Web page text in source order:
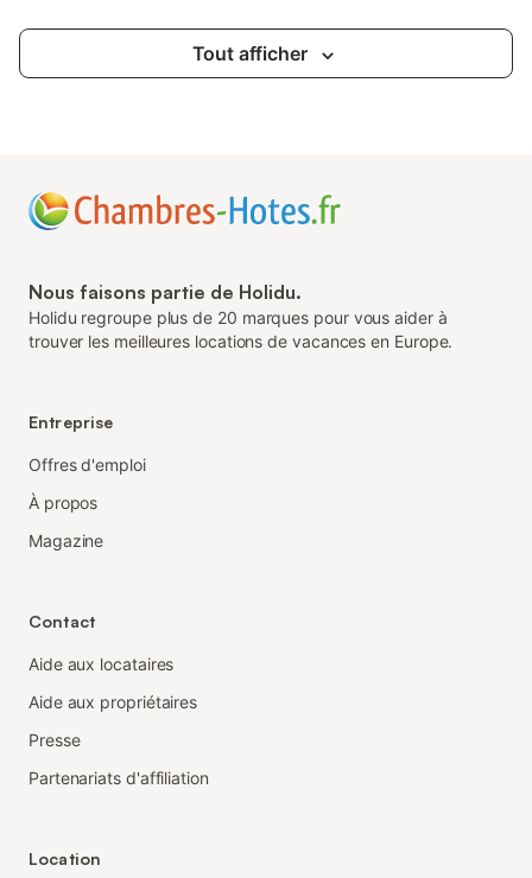
Tout afficher
Nous faisons partie de Holidu.
Holidu regroupe plus de 20 marques pour vous aider à
trouver les meilleures locations de vacances en Europe.
Entreprise
Offres d'emploi
À propos
Magazine
Contact
Aide aux locataires
Aide aux propriétaires
Presse
Partenariats d'affiliation
Location